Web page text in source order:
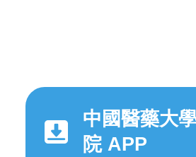
中國醫藥大
院 APP